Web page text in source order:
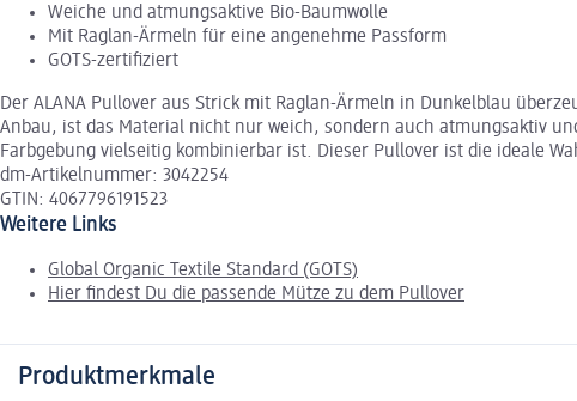
Weiche und atmungsaktive Bio-Baumwolle
Mit Raglan-Ärmeln für eine angenehme Passform
GOTS-zertifiziert
Der ALANA Pullover aus Strick mit Raglan-Ärmeln in Dunkelblau
Anbau, ist das Material nicht nur weich, sondern auch atmungsaktiv
Farbgebung vielseitig kombinierbar ist. Dieser Pullover ist die ideale
dm-Artikelnummer: 3042254
GTIN: 4067796191523
Weitere Links
Global Organic Textile Standard (GOTS)
Hier findest Du die passende Mütze zu dem Pullover
Produktmerkmale